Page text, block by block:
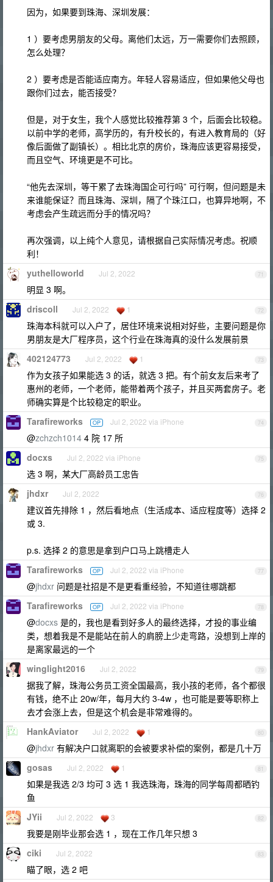
因为，如果要到珠海、深圳发展：
1 ）要考虑男朋友的父母。离他们太远，万一需要你们去照顾，
怎么处理？
2 ）要考虑是否能适应南方。年轻人容易适应，但如果他父母也
跟你们过去，能否接受？
但是，对于女生，我个人感觉比较推荐第 3 个，后面会比较稳。
以前中学的老师，高学历的，有升校长的，有进入教育局的（好
像后面做了副镇长）。相比北京的房价，珠海应该更容易接受，
而且空气、环境更是不可比。
“他先去深圳，等干累了去珠海国企可行吗” 可行啊，但问题是未
来谁能保证？而且珠海、深圳，隔了个珠江口，也算异地啊，不
考虑会产生疏远而分手的情况吗？
再次强调，以上纯个人意见，请根据自己实际情况考虑。祝顺
利！
71
yuthelloworld Jul 2, 2022
明显 3 啊。
72
driscoll Jul 2, 2022 1
珠海本科就可以入户了，居住环境来说相对好些，主要问题是你
男朋友是大厂程序员，这个行业在珠海真的没什么发展前景
73
402124773 Jul 2, 2022 1
作为女孩子如果能选 3 的话，就选 3 把。有个前女友后来考了
惠州的老师，一个老师，能带着两个孩子，并且买两套房子。老
师确实算是个比较稳定的职业。
74
Tarafireworks OP Jul 2, 2022 via iPhone
@zchzch1014 4 院 17 所
75
docxs Jul 2, 2022 via iPhone
选 3 啊，某大厂高龄员工忠告
76
jhdxr Jul 2, 2022
建议首先排除 1 ，然后看地点（生活成本、适应程度等）选择 2
或 3.
p.s. 选择 2 的意思是拿到户口马上跳槽走人
77
Tarafireworks OP Jul 2, 2022 via iPhone
@jhdxr 问题是社招是不是更看重经验，不知道往哪跳都
78
Tarafireworks OP Jul 2, 2022 via iPhone
@docxs 是的，我也是看到好多人的最终选择，才投的事业编
类，想着我是不是能站在前人的肩膀上少走弯路，没想到上岸的
是离家最远的一个
79
winglight2016 Jul 2, 2022
据我了解，珠海公务员工资全国最高，我小孩的老师，各个都很
有钱，绝不止 20w/年，每月大约 3-4w ，也可能是要等职称上
去才会涨上去，但是这个机会是非常难得的。
80
HankAviator Jul 2, 2022 1
@jhdxr 有解决户口就离职的会被要求补偿的案例，都是几十万
81
gosas Jul 2, 2022 1
如果是我选 2/3 均可 3 选 1 我选珠海，珠海的同学每周都晒钓
鱼
82
JYii Jul 2, 2022 3
我要是刚毕业那会选 1 ，现在工作几年只想 3
83
ciki Jul 2, 2022
瞄了眼，选 2 吧